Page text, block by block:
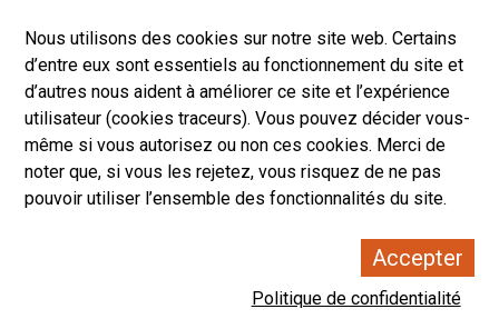
Afficher #
Résultats 1 à 36 sur 53
Nous utilisons des cookies sur notre site web. Certains
d’entre eux sont essentiels au fonctionnement du site et
d’autres nous aident à améliorer ce site et l’expérience
utilisateur (cookies traceurs). Vous pouvez décider vous-
même si vous autorisez ou non ces cookies. Merci de
noter que, si vous les rejetez, vous risquez de ne pas
pouvoir utiliser l’ensemble des fonctionnalités du site.
Accepter
Politique de confidentialité